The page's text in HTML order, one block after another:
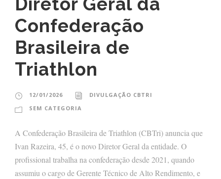
Confederação
Brasileira de
Triathlon
12/01/2026
DIVULGAÇÃO CBTRI
SEM CATEGORIA
A Confederação Brasileira de Triathlon (CBTri) anuncia que
Ivan Razeira, 45, é o novo Diretor Geral da entidade. O
profissional trabalha na confederação desde 2021, quando
assumiu o cargo de Gerente Técnico de Alto Rendimento, e